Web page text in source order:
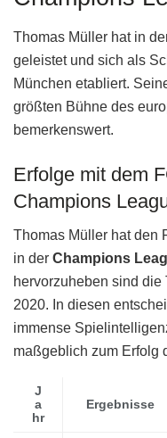
Thomas Müller hat in
geleistet und sich als
München etabliert.
größten Bühne des
bemerkenswert.
Erfolge mit dem
Champions
Thomas Müller hat den
in der Champions
hervorzuheben sind die
2020. In diesen
immense
maßgeblich zum Erfolg
J
a
hr
Ergebnisse